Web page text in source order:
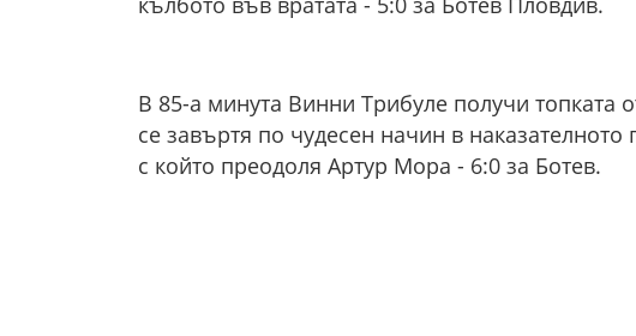
В 85-а минута Винни Трибуле получи топката
се завъртя по чудесен начин в
с който преодоля Артур Мора - 6:0 за Ботев.